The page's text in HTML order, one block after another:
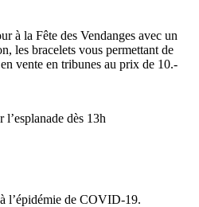
à la Fête des Vendanges avec un
les bracelets vous permettant de
vente en tribunes au prix de 10.-
l’esplanade dès 13h
l’épidémie de COVID-19.